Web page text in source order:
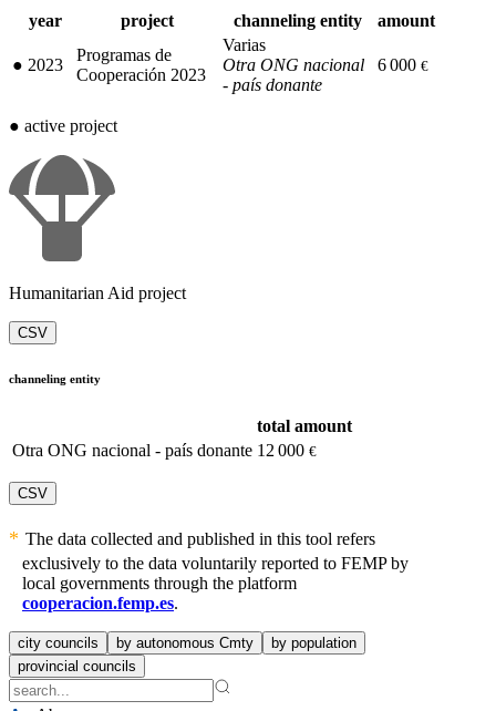
year project channeling entity amount
● 2023
Programas de
Cooperación 2023
Varias
Otra ONG nacional
- país donante
6 000 €
● active project
Humanitarian Aid project
CSV
channeling entity
total amount
Otra ONG nacional - país donante 12 000 €
CSV
The data collected and published in this tool refers
exclusively to the data voluntarily reported to FEMP by
local governments through the platform
cooperacion.femp.es.
city councils by autonomous Cmty
by population
provincial councils